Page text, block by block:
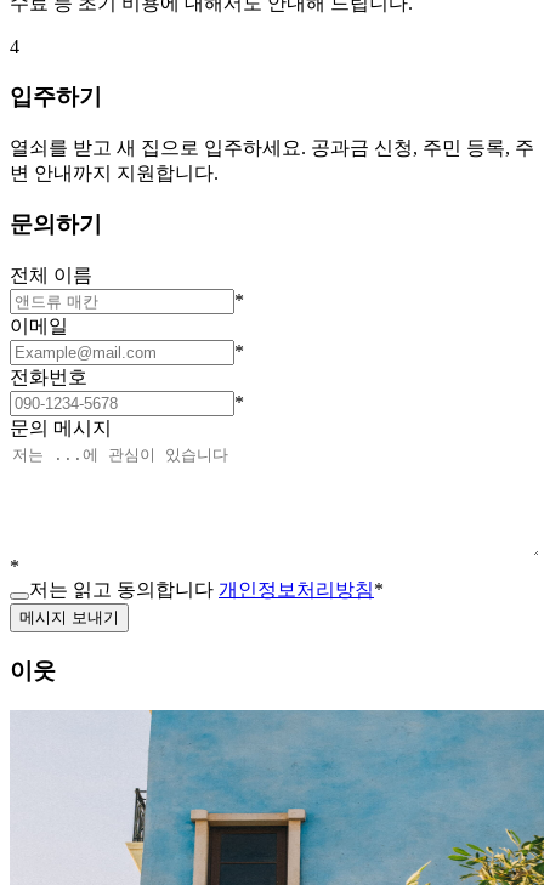
4
입주하기
열쇠를 받고 새 집으로 입주하세요. 공과금 신청, 주민 등록, 주
변 안내까지 지원합니다.
문의하기
전체 이름
*
이메일
*
전화번호
*
문의 메시지
*
저는 읽고 동의합니다 개인정보처리방침*
메시지 보내기
이웃